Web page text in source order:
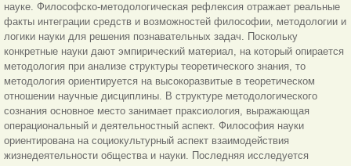
науке. Философско-методологическая рефлексия отражает реальные
факты интеграции средств и возможностей философии, методологии и
логики науки для решения познавательных задач. Поскольку
конкретные науки дают эмпирический материал, на который опирается
методология при анализе структуры теоретического знания, то
методология ориентируется на высокоразвитые в теоретическом
отношении научные дисциплины. В структуре методологического
сознания основное место занимает праксиология, выражающая
операциональный и деятельностный аспект. Философия науки
ориентирована на социокультурный аспект взаимодействия
жизнедеятельности общества и науки. Последняя исследуется